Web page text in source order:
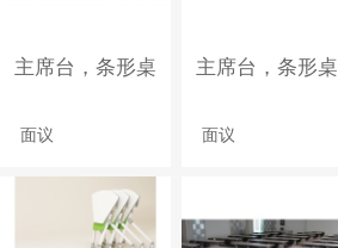
主席台，条形桌
面议
主席台，条形桌
面议